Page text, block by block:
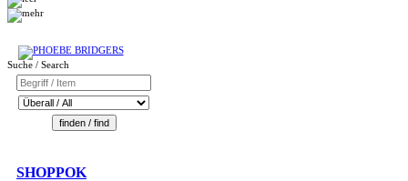
Suche / Search
SHOPPOK